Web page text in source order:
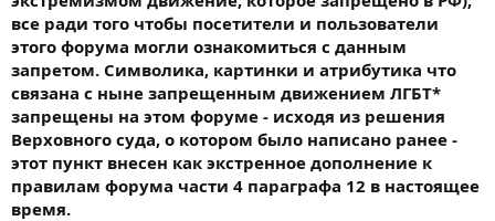
все ради того чтобы посетители и пользователи
этого форума могли ознакомиться с данным
запретом. Символика, картинки и атрибутика что
связана с ныне запрещенным движением ЛГБТ*
запрещены на этом форуме - исходя из решения
Верховного суда, о котором было написано ранее -
этот пункт внесен как экстренное дополнение к
правилам форума части 4 параграфа 12 в настоящее
время.